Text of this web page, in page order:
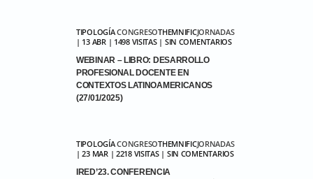
TIPOLOGÍACONGRESOTHEMNIFICJORNADAS
| 13 ABR | 1498 VISITAS | SIN COMENTARIOS
WEBINAR – LIBRO: DESARROLLO
PROFESIONAL DOCENTE EN
CONTEXTOS LATINOAMERICANOS
(27/01/2025)
TIPOLOGÍACONGRESOTHEMNIFICJORNADAS
| 23 MAR | 2218 VISITAS | SIN COMENTARIOS
IRED’23. CONFERENCIA